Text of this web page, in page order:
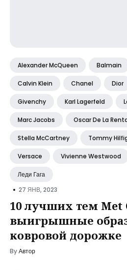
Alexander McQueen Balmain
Calvin Klein Chanel Dior
Givenchy Karl Lagerfeld
Marc Jacobs Oscar De La
Stella McCartney Tommy
Versace Vivienne Westwood
Леди Гага
• 27 ЯНВ, 2023
10 лучших тем Met
выигрышные
ковровой дорожке
ByАвтор